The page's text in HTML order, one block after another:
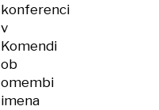
konferenci
v
Komendi
ob
omembi
imena